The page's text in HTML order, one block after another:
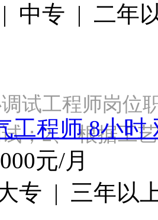
中专 | 二年
试工程师岗位
；2、 根据工
工程师 8小时
元/月
专 | 三年以